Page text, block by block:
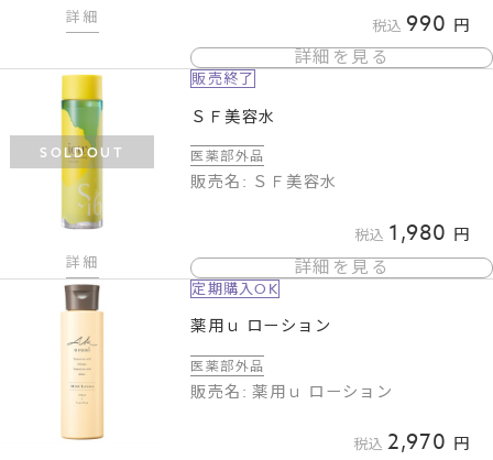
詳細 税込 990
詳細を見る
SOLDOUT
詳細
販売終了
ＳＦ美容水
医薬部外品
販売名: ＳＦ美容水
税込 1,980
詳細を見る
定期購入OK
薬用ｕ ローション
医薬部外品
販売名: 薬用ｕ ローション
税込 2,970